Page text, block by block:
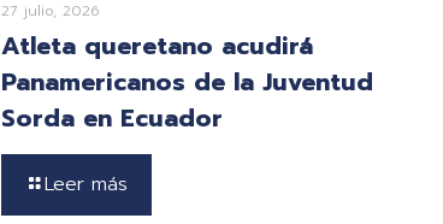
27 julio, 2026
Atleta queretano acudirá
Panamericanos de la Juventud
Sorda en Ecuador
Leer más